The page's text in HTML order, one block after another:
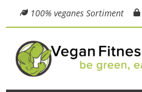
100% veganes Sortiment